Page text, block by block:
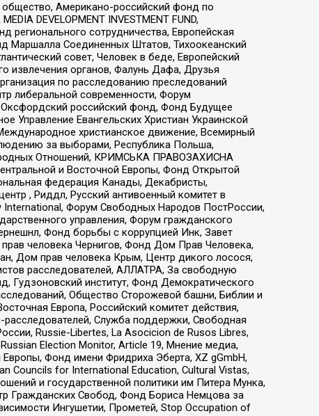
Американо-российский фонд по
DEVELOPMENT INVESTMENT FUND,
сотрудничества, Европейская
Маршалла Соединенных Штатов, Тихоокеанский
совет, Человек в беде, Европейский
извлечения органов, Фалунь Дафа, Друзья
по расследованию преследований
либеральной современности, Форум
российский фонд, Фонд Будущее
Управление Евангельских Христиан Украинской
христианское движение, Всемирный
за выборами, Республика Польша,
Отношений, КРИМСЬКА ПРАВОЗАХИСНА
и Восточной Европы, Фонд Открытой
федерация Канады, Декабристы,
, Риддл, Русский антивоенный комитет в
Форум Свободных Народов ПостРоссии,
управления, Форум гражданского
Фонд борьбы с коррупцией Инк, Завет
человека Чернигов, Фонд Дом Прав Человека,
Дом прав человека Крым, Центр дикого лосося,
расследователей, АЛЛАТРА, За свободную
Гудзоновский институт, Фонд Демократического
Общество Сторожевой башни, Библии и
Европа, Российский комитет действия,
Служба поддержки, Свободная
Russie-Libertes, La Asocicion de Rusos Libres,
Election Monitor, Article 19, Мнение медиа,
Фонд имени Фридриха Эберта, XZ gGmbH,
Councils for International Education, Cultural Vistas,
и государственной политики им Питера Мунка,
Гражданских Свобод, Фонд Бориса Немцова за
Ингушетии, Прометей, Stop Occupation of